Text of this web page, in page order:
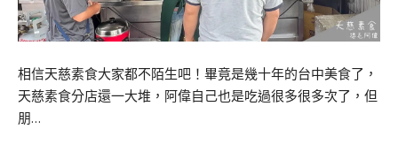
相信天慈素食大家都不陌生吧！畢竟是幾十年的台中美食了，
天慈素食分店還一大堆，阿偉自己也是吃過很多很多次了，但
朋…